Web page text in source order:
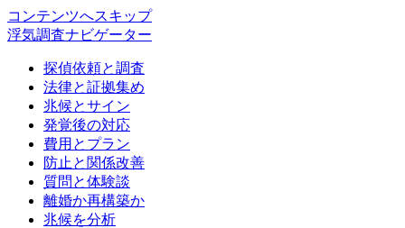
コンテンツへスキップ
浮気調査ナビゲーター
探偵依頼と調査
法律と証拠集め
兆候とサイン
発覚後の対応
費用とプラン
防止と関係改善
質問と体験談
離婚か再構築か
兆候を分析